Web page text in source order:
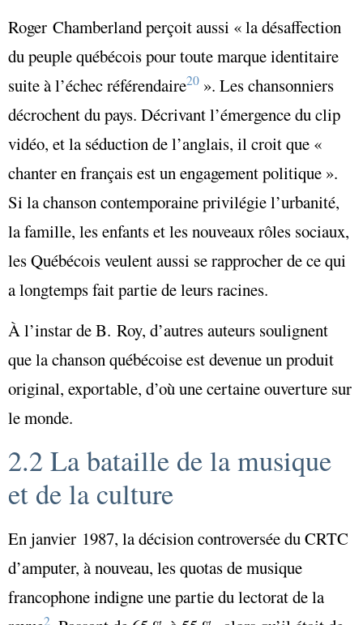
Roger Chamberland perçoit aussi « la désaffection
du peuple québécois pour toute marque identitaire
suite à l’échec référendaire20 ». Les chansonniers
décrochent du pays. Décrivant l’émergence du clip
vidéo, et la séduction de l’anglais, il croit que «
chanter en français est un engagement politique ».
Si la chanson contemporaine privilégie l’urbanité,
la famille, les enfants et les nouveaux rôles sociaux,
les Québécois veulent aussi se rapprocher de ce qui
a longtemps fait partie de leurs racines.
À l’instar de B. Roy, d’autres auteurs soulignent
que la chanson québécoise est devenue un produit
original, exportable, d’où une certaine ouverture sur
le monde.
2.2 La bataille de la musique
et de la culture
En janvier 1987, la décision controversée du CRTC
d’amputer, à nouveau, les quotas de musique
francophone indigne une partie du lectorat de la
2